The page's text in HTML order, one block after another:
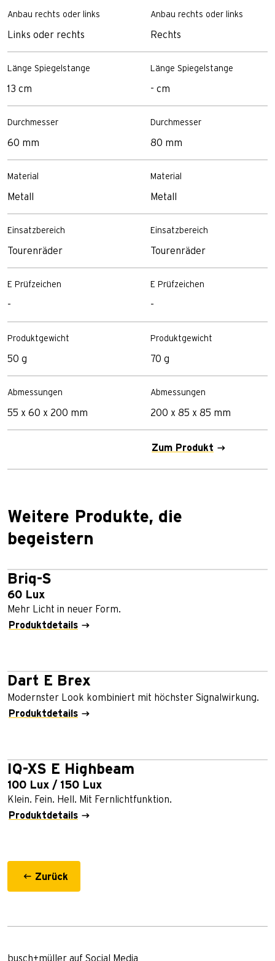
Anbau rechts oder links
Links oder rechts
Länge Spiegelstange
13 cm
Durchmesser
60 mm
Material
Metall
Einsatzbereich
Tourenräder
E Prüfzeichen
-
Produktgewicht
50 g
Abmessungen
55 x 60 x 200 mm
Anbau rechts oder links
Rechts
Länge Spiegelstange
- cm
Durchmesser
80 mm
Material
Metall
Einsatzbereich
Tourenräder
E Prüfzeichen
-
Produktgewicht
70 g
Abmessungen
200 x 85 x 85 mm
Zum Produkt
Weitere Produkte, die
begeistern
Briq-S
60 Lux
Mehr Licht in neuer Form.
Produktdetails
Dart E Brex
Modernster Look kombiniert mit höchster Signalwirkung.
Produktdetails
IQ-XS E Highbeam
100 Lux / 150 Lux
Klein. Fein. Hell. Mit Fernlichtfunktion.
Produktdetails
Zurück
busch+müller auf Social Media